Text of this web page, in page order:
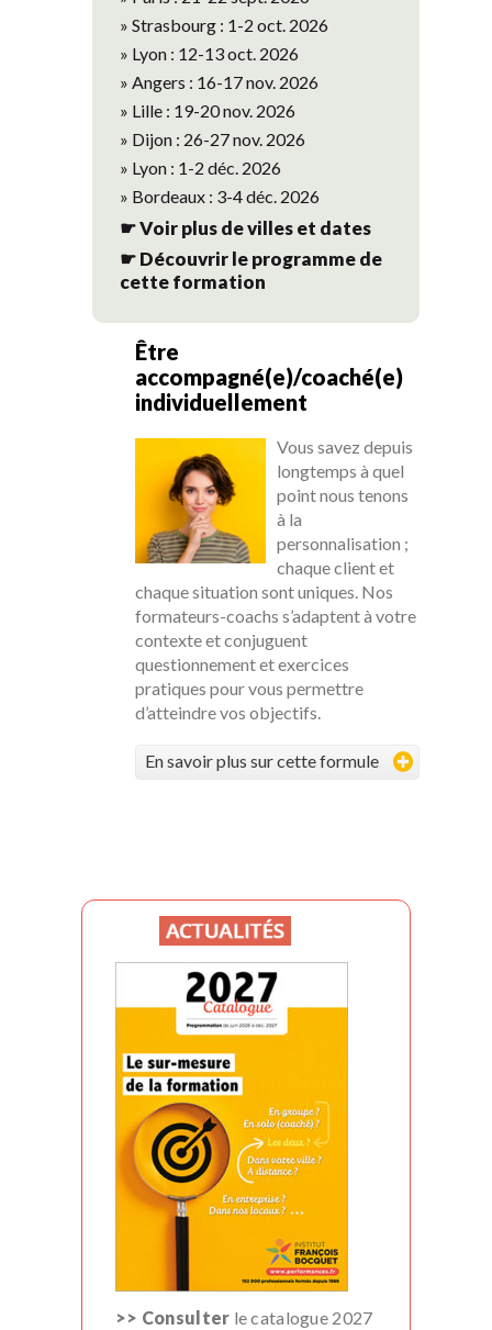
» Strasbourg : 1-2 oct. 2026
» Lyon : 12-13 oct. 2026
» Angers : 16-17 nov. 2026
» Lille : 19-20 nov. 2026
» Dijon : 26-27 nov. 2026
» Lyon : 1-2 déc. 2026
» Bordeaux : 3-4 déc. 2026
☛ Voir plus de villes et dates
☛ Découvrir le programme de
cette formation
Être
accompagné(e)/coaché(e)
individuellement
Vous savez depuis
longtemps à quel
point nous tenons
à la
personnalisation ;
chaque client et
chaque situation sont uniques. Nos
formateurs-coachs s’adaptent à votre
contexte et conjuguent
questionnement et exercices
pratiques pour vous permettre
d’atteindre vos objectifs.
En savoir plus sur cette formule
>> Consulter le catalogue 2027